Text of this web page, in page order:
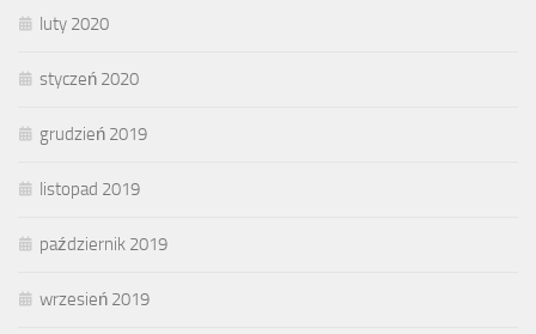
luty 2020
styczeń 2020
grudzień 2019
listopad 2019
październik 2019
wrzesień 2019